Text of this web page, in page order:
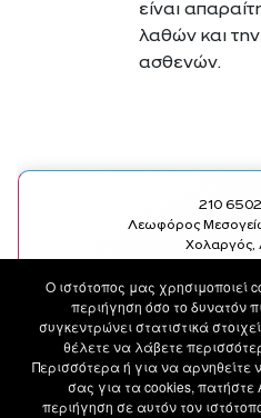
Ο ιστότοπoς μας χρησιμοποιεί
περιήγηση όσο το δυνατόν
συγκεντρώνει στατιστικά
θέλετε να λάβετε
Περισσότερα ή για να
σας για τα cookies, πατήστε
περιήγηση σε αυτόν τον
είναι
λαθών και
ασθενών.
210
Λεωφόρος
Χολαργός,
SOCIAL
FACEBOOK
INSTAGRAM
LINKEDIN
YOUTUBE